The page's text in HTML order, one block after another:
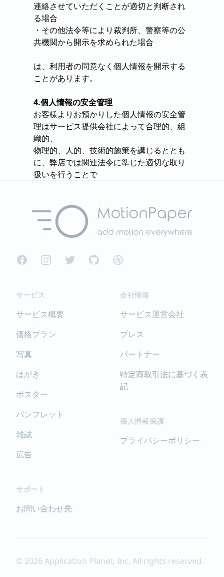
連絡させていただくことが適切と判断され
る場合
・その他法令等により裁判所、警察等の公
共機関から開示を求められた場合
は、利用者の同意なく個人情報を開示する
ことがあります。
4.個人情報の安全管理
お客様よりお預かりした個人情報の安全管
理はサービス提供会社によって合理的、組
織的、
物理的、人的、技術的施策を講じるととも
に、弊店では関連法令に準じた適切な取り
扱いを行うことで
す。
5.個人情報の訂正・削除
削除は下記の問合せ先よりお知らせ下さ
の修正画面より個人情報の訂正が出来ま
6.cookie(クッキー)の使用について
するため、cookie（クッキー）を使用する
これにより個人を特定できる情報の収集を
行えるものではなく、お客様のプライバシ
また、cookie（クッキー）の受け入れを希
望されない場合は、ブラウザの設定で変更
のため、これらの情報が傍受、
SSL（Secure Sockets Layer）技術を使用
とです。
FacebookInstagramTwitterGitHubDribbble
サービス
サービス概要
価格プラン
写真
はがき
ポスター
パンフレット
雑誌
広告
サポート
お問い合わせ先
会社情報
サービス運営会社
プレス
パートナー
特定商取引法に基づく表
記
個人情報保護
プライバシーポリシー
© 2026 Application Planet, Inc. All rights reserved.